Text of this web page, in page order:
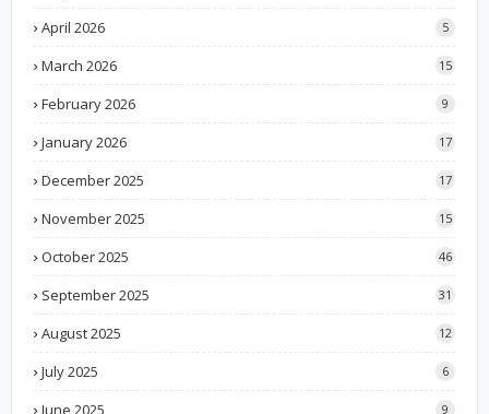
April 2026 5
March 2026 15
February 2026 9
January 2026 17
December 2025 17
November 2025 15
October 2025 46
September 2025 31
August 2025 12
July 2025 6
June 2025 9